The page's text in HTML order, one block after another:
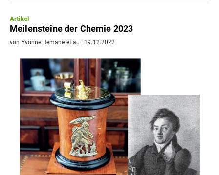
Artikel
Meilensteine der Chemie 2023
von Yvonne Remane et al. · 19.12.2022